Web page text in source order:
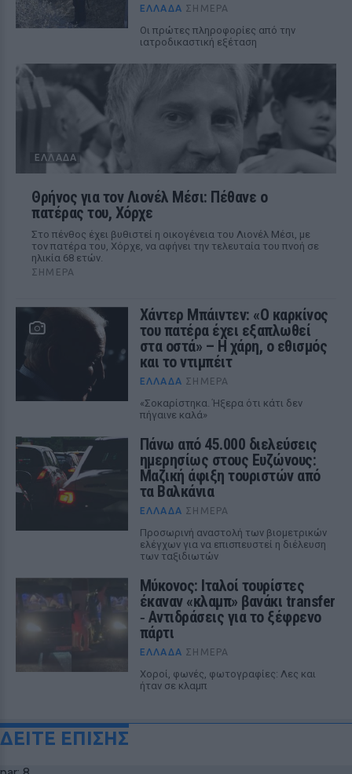
ΕΛΛΆΔΑ ΣΉΜΕΡΑ
Οι πρώτες πληροφορίες από την
ιατροδικαστική εξέταση
ΕΛΛΆΔΑ
Θρήνος για τον Λιονέλ Μέσι: Πέθανε ο
πατέρας του, Χόρχε
Στο πένθος έχει βυθιστεί η οικογένεια του Λιονέλ Μέσι, με
τον πατέρα του, Χόρχε, να αφήνει την τελευταία του πνοή σε
ηλικία 68 ετών.
ΣΉΜΕΡΑ
Χάντερ Μπάιντεν: «Ο καρκίνος
του πατέρα έχει εξαπλωθεί
στα οστά» – Η χάρη, ο εθισμός
και το ντιμπέιτ
ΕΛΛΆΔΑ ΣΉΜΕΡΑ
«Σοκαρίστηκα. Ήξερα ότι κάτι δεν
πήγαινε καλά»
Πάνω από 45.000 διελεύσεις
ημερησίως στους Ευζώνους:
Μαζική άφιξη τουριστών από
τα Βαλκάνια
ΕΛΛΆΔΑ ΣΉΜΕΡΑ
Προσωρινή αναστολή των βιομετρικών
ελέγχων για να επισπευστεί η διέλευση
των ταξιδιωτών
Μύκονος: Ιταλοί τουρίστες
έκαναν «κλαμπ» βανάκι transfer
‑ Αντιδράσεις για το ξέφρενο
πάρτι
ΕΛΛΆΔΑ ΣΉΜΕΡΑ
Χοροί, φωνές, φωτογραφίες: Λες και
ήταν σε κλαμπ
ΔΕΙΤΕ ΕΠΙΣΗΣ